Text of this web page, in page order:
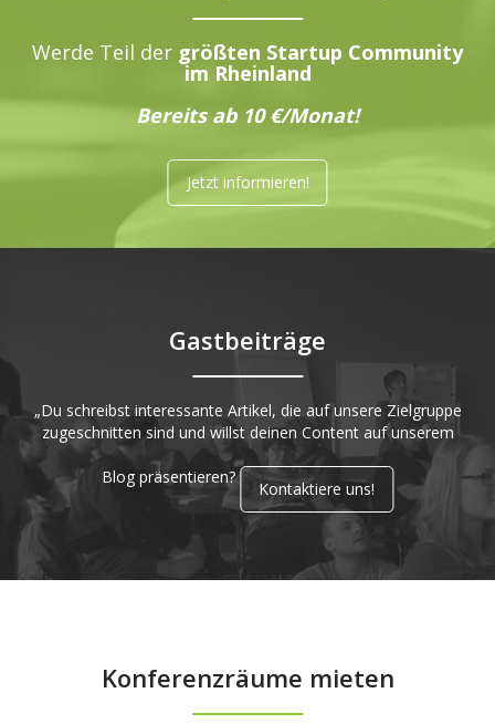
Werde Teil der größten Startup Community
im Rheinland
Bereits ab 10 €/Monat!
Jetzt informieren!
Gastbeiträge
„Du schreibst interessante Artikel, die auf unsere Zielgruppe
zugeschnitten sind und willst deinen Content auf unserem
Blog präsentieren?
Kontaktiere uns!
Konferenzräume mieten